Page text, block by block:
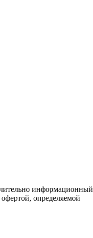
информационный
определяемой